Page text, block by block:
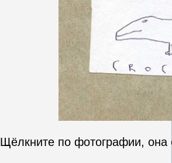
Щёлкните по фотографии, она